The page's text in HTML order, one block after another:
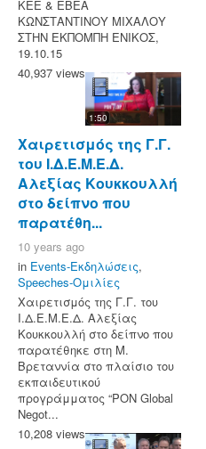
ΚΕΕ & ΕΒΕΑ
ΚΩΝΣΤΑΝΤΙΝΟΥ ΜΙΧΑΛΟΥ
ΣΤΗΝ ΕΚΠΟΜΠΗ ΕΝΙΚΟΣ,
19.10.15
40,937 views
1:50
Χαιρετισμός της Γ.Γ.
του Ι.Δ.Ε.Μ.Ε.Δ.
Αλεξίας Κουκκουλλή
στο δείπνο που
παρατέθη...
10 years ago
in Events-Εκδηλώσεις,
Speeches-Ομιλίες
Χαιρετισμός της Γ.Γ. του
Ι.Δ.Ε.Μ.Ε.Δ. Αλεξίας
Κουκκουλλή στο δείπνο που
παρατέθηκε στη Μ.
Βρεταννία στο πλαίσιο του
εκπαιδευτικού
προγράμματος “PON Global
Negot...
10,208 views